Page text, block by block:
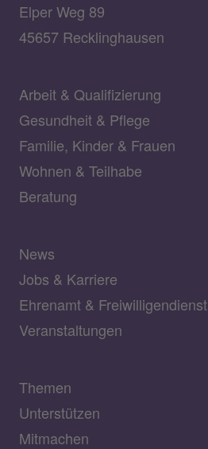
Elper Weg 89
45657 Recklinghausen
Arbeit & Qualifizierung
Gesundheit & Pflege
Familie, Kinder & Frauen
Wohnen & Teilhabe
Beratung
News
Jobs & Karriere
Ehrenamt & Freiwilligendienst
Veranstaltungen
Themen
Unterstützen
Mitmachen